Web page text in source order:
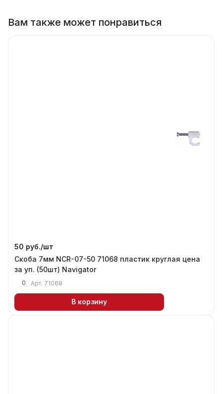
Вам также может понравиться
50 руб./шт
Скоба 7мм NCR-07-50 71068 пластик круглая цена
за уп. (50шт) Navigator
0 Арт. 71068
В корзину